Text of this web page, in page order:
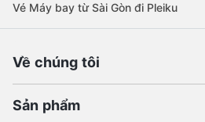
Vé Máy bay từ Sài Gòn đi Pleiku
Về chúng tôi
Sản phẩm